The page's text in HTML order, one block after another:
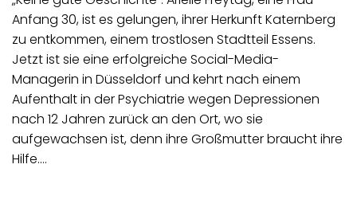
Anfang 30, ist es gelungen, ihrer Herkunft Katernberg
zu entkommen, einem trostlosen Stadtteil Essens.
Jetzt ist sie eine erfolgreiche Social-Media-
Managerin in Düsseldorf und kehrt nach einem
Aufenthalt in der Psychiatrie wegen Depressionen
nach 12 Jahren zurück an den Ort, wo sie
aufgewachsen ist, denn ihre Großmutter braucht ihre
Hilfe.…